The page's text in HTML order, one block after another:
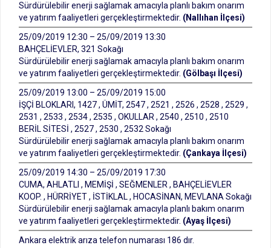
Sürdürülebilir enerji sağlamak amacıyla planlı bakım onarım
ve yatırım faaliyetleri gerçekleştirmektedir. (Nallıhan İlçesi)
25/09/2019 12:30 – 25/09/2019 13:30
BAHÇELİEVLER, 321 Sokağı
Sürdürülebilir enerji sağlamak amacıyla planlı bakım onarım
ve yatırım faaliyetleri gerçekleştirmektedir. (Gölbaşı İlçesi)
25/09/2019 13:00 – 25/09/2019 15:00
İŞÇİ BLOKLARI, 1427 , ÜMİT, 2547 , 2521 , 2526 , 2528 , 2529 ,
2531 , 2533 , 2534 , 2535 , OKULLAR , 2540 , 2510 , 2510
BERİL SİTESİ , 2527 , 2530 , 2532 Sokağı
Sürdürülebilir enerji sağlamak amacıyla planlı bakım onarım
ve yatırım faaliyetleri gerçekleştirmektedir. (Çankaya İlçesi)
25/09/2019 14:30 – 25/09/2019 17:30
CUMA, AHLATLI , MEMİŞİ , SEĞMENLER , BAHÇELİEVLER
KOOP. , HÜRRİYET , İSTİKLAL , HOCASİNAN, MEVLANA Sokağı
Sürdürülebilir enerji sağlamak amacıyla planlı bakım onarım
ve yatırım faaliyetleri gerçekleştirmektedir. (Ayaş İlçesi)
Ankara elektrik arıza telefon numarası 186 dır.